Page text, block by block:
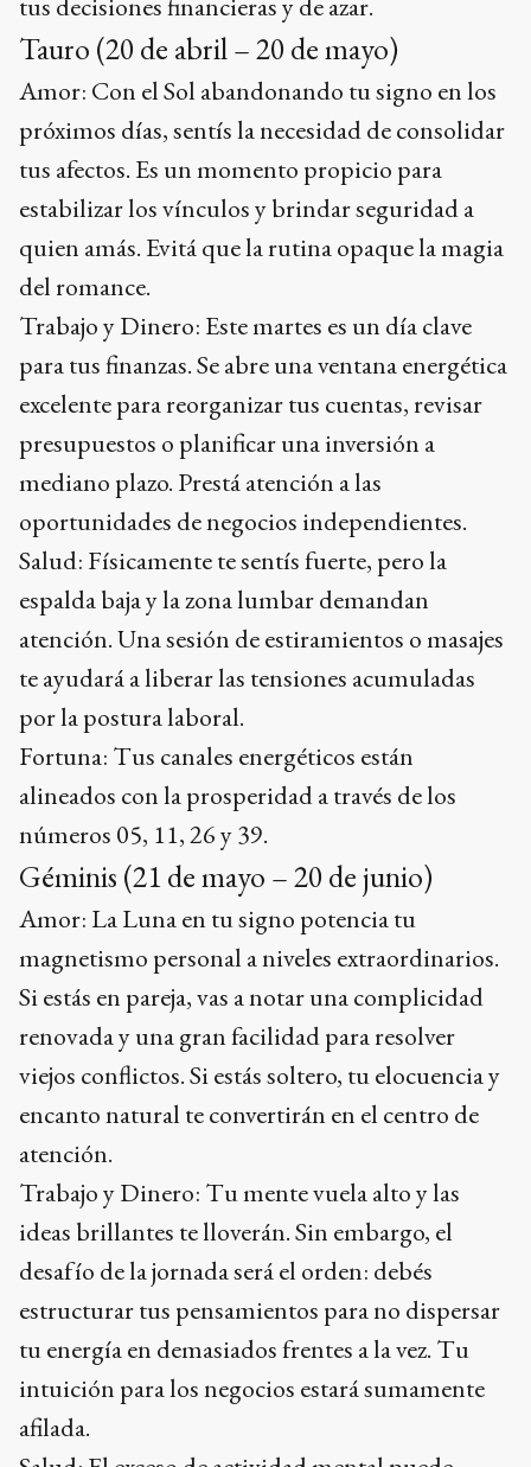
Tauro (20 de abril – 20 de mayo)
Amor: Con el Sol abandonando tu signo en los
próximos días, sentís la necesidad de consolidar
tus afectos. Es un momento propicio para
estabilizar los vínculos y brindar seguridad a
quien amás. Evitá que la rutina opaque la magia
del romance.
Trabajo y Dinero: Este martes es un día clave
para tus finanzas. Se abre una ventana energética
excelente para reorganizar tus cuentas, revisar
presupuestos o planificar una inversión a
mediano plazo. Prestá atención a las
oportunidades de negocios independientes.
Salud: Físicamente te sentís fuerte, pero la
espalda baja y la zona lumbar demandan
atención. Una sesión de estiramientos o masajes
te ayudará a liberar las tensiones acumuladas
por la postura laboral.
Fortuna: Tus canales energéticos están
alineados con la prosperidad a través de los
números 05, 11, 26 y 39.
Géminis (21 de mayo – 20 de junio)
Amor: La Luna en tu signo potencia tu
magnetismo personal a niveles extraordinarios.
Si estás en pareja, vas a notar una complicidad
renovada y una gran facilidad para resolver
viejos conflictos. Si estás soltero, tu elocuencia y
encanto natural te convertirán en el centro de
atención.
Trabajo y Dinero: Tu mente vuela alto y las
ideas brillantes te lloverán. Sin embargo, el
desafío de la jornada será el orden: debés
estructurar tus pensamientos para no dispersar
tu energía en demasiados frentes a la vez. Tu
intuición para los negocios estará sumamente
afilada.